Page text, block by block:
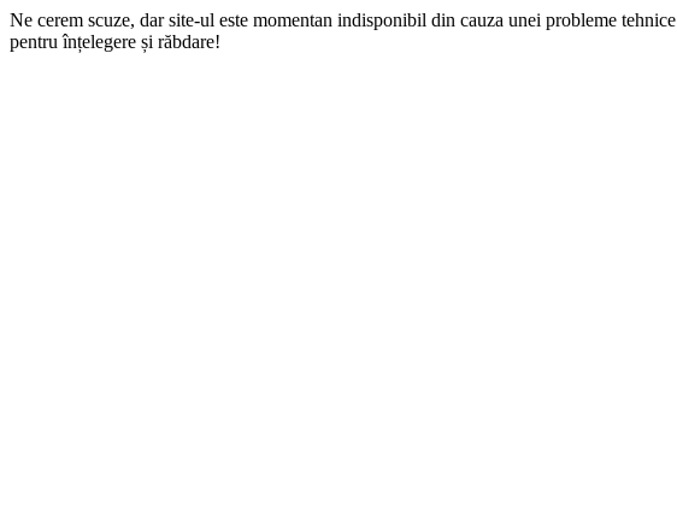
Ne cerem scuze, dar site-ul este momentan indisponibil din cauza unei probleme
pentru înțelegere și răbdare!